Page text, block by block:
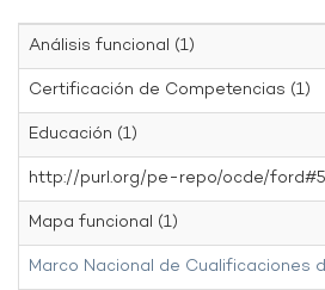
Análisis funcional (1)
Certificación de Competencias (1)
Educación (1)
http://purl.org/pe-repo/ocde/
Mapa funcional (1)
Marco Nacional de Cualificaciones